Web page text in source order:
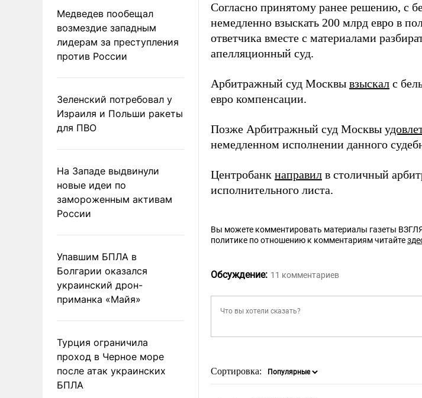
Медведев пообещал
возмездие западным
лидерам за преступления
против России
Зеленский потребовал у
Израиля и Польши ракеты
для ПВО
На Западе выдвинули
новые идеи по
замороженным активам
России
Упавшим БПЛА в
Болгарии оказался
украинский дрон-
приманка «Майя»
Турция ограничила
проход в Черное море
после атак украинских
БПЛА
Согласно принятому ранее решению, с
немедленно взыскать 200 млрд евро в
ответчика вместе с материалами
апелляционный суд.
Арбитражный суд Москвы взыскал с
евро компенсации.
Позже Арбитражный суд Москвы
немедленном исполнении данного
Центробанк направил в столичный
исполнительного листа.
Вы можете комментировать материалы газеты
политике по отношению к комментариям читайте
Обсуждение: 11 комментариев
Сортировка: